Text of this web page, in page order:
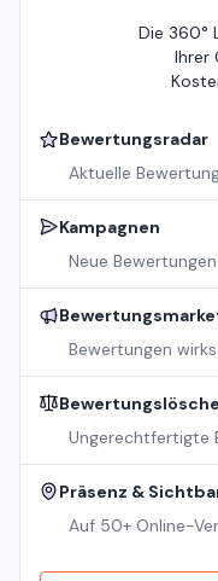
Die 360°
Ihrer
Bewertungsradar
Aktuelle
Kampagnen
Neue
Bewertungen
Ungerechtfertigte
Präsenz &
Auf 50+ Online-